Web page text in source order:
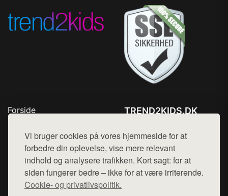
Vi bruger cookies på vores hjemmeside for at
forbedre din oplevelse, vise mere relevant
indhold og analysere trafikken. Kort sagt: for at
siden fungerer bedre – ikke for at være irriterende.
Cookie- og privatlivspolitik.
Forside
Top Rabatter
Blog
Kontakt
TREND2KIDS.DK
Mail: hej@want.dk
Cookie- og privatlivspolitik